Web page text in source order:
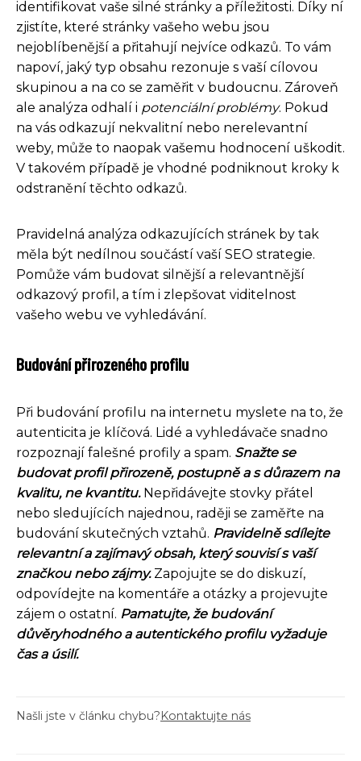
identifikovat vaše silné stránky a příležitosti. Díky ní
zjistíte, které stránky vašeho webu jsou
nejoblíbenější a přitahují nejvíce odkazů. To vám
napoví, jaký typ obsahu rezonuje s vaší cílovou
skupinou a na co se zaměřit v budoucnu. Zároveň
ale analýza odhalí i potenciální problémy. Pokud
na vás odkazují nekvalitní nebo nerelevantní
weby, může to naopak vašemu hodnocení uškodit.
V takovém případě je vhodné podniknout kroky k
odstranění těchto odkazů.
Pravidelná analýza odkazujících stránek by tak
měla být nedílnou součástí vaší SEO strategie.
Pomůže vám budovat silnější a relevantnější
odkazový profil, a tím i zlepšovat viditelnost
vašeho webu ve vyhledávání.
Budování přirozeného profilu
Při budování profilu na internetu myslete na to, že
autenticita je klíčová. Lidé a vyhledávače snadno
rozpoznají falešné profily a spam. Snažte se
budovat profil přirozeně, postupně a s důrazem na
kvalitu, ne kvantitu.Nepřidávejte stovky přátel
nebo sledujících najednou, raději se zaměřte na
budování skutečných vztahů. Pravidelně sdílejte
relevantní a zajímavý obsah, který souvisí s vaší
značkou nebo zájmy.Zapojujte se do diskuzí,
odpovídejte na komentáře a otázky a projevujte
zájem o ostatní. Pamatujte, že budování
důvěryhodného a autentického profilu vyžaduje
čas a úsilí.
Našli jste v článku chybu?Kontaktujte nás